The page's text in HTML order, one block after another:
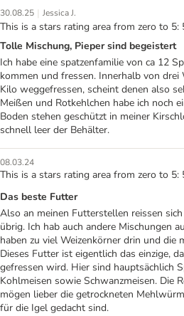
30.08.25 | Jessica J.
This is a stars rating area from zero to 5:
Tolle Mischung, Pieper sind begeistert
Ich habe eine spatzenfamilie von ca 12
kommen und fressen. Innerhalb von drei
Kilo weggefressen, scheint denen also
Meißen und Rotkehlchen habe ich noch
Boden stehen geschützt in meiner
schnell leer der Behälter.
08.03.24
This is a stars rating area from zero to 5:
Das beste Futter
Also an meinen Futterstellen reissen
übrig. Ich hab auch andere Mischungen
haben zu viel Weizenkörner drin und die
Dieses Futter ist eigentlich das einzige,
gefressen wird. Hier sind hauptsächlich
Kohlmeisen sowie Schwanzmeisen. Die
mögen lieber die getrockneten
für die Igel gedacht sind.